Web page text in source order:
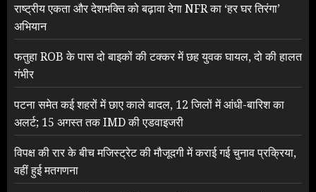
राष्ट्रीय एकता और देशभक्ति को बढ़ावा देगा NFR का ‘हर घर तिरंगा’
अभियान
फतुहा ROB के पास दो बाइकों की टक्कर में छह युवक घायल, दो की हालत
गंभीर
पटना समेत कई शहरों में छाए काले बादल, 12 जिलों में आंधी-बारिश का
अलर्ट; 15 अगस्त तक IMD की एडवाइजरी
विपक्ष की रार के बीच मजिस्ट्रेट की मौजूदगी में कराई गई चुनाव प्रक्रिया,
वहीं हुई मतगणना